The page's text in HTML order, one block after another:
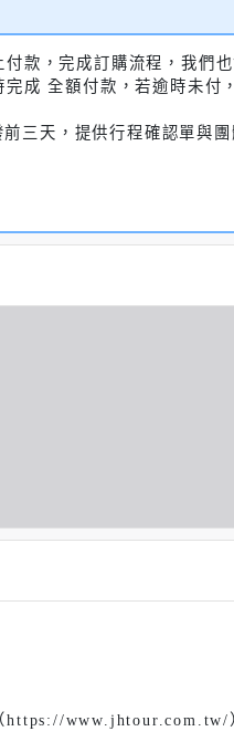
款，完成訂購流程，我們
成 全額付款，若逾時未付
三天，提供行程確認單與團
https://www.jhtour.com.tw/